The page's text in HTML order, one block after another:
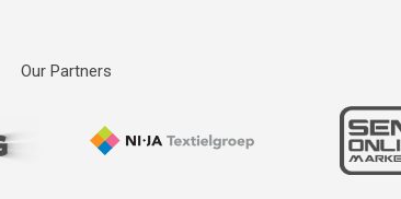
Our Partners